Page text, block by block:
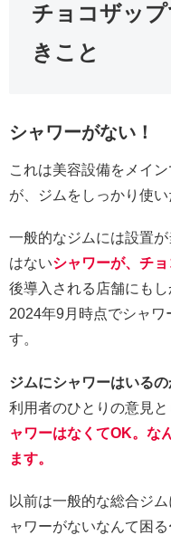
チョコザッ
きこと
シャワーがない！
これは美容設備をメイ
が、ジムをしっかり使
一般的なジムには設置
はないシャワーが、チ
後導入される店舗にも
2024年9月時点でシャ
す。
ジムにシャワーはいる
利用者のひとりの意見と
ャワーはなくてOK。な
ます。
以前は一般的な総合ジ
ャワーがないなんて困